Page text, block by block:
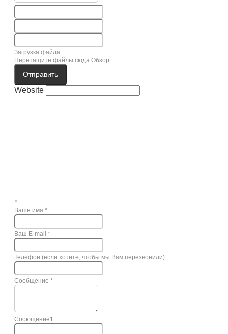
Загрузка файла
Перетащите файлы сюда Обзор
Отправить
Website
×
Ваше имя *
Ваш E-mail *
Телефон (если хотите, чтобы мы Вам перезвонили)
Сообщение *
Сооющение1